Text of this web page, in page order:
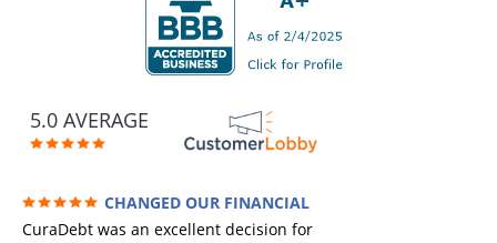
5.0 AVERAGE
CHANGED OUR FINANCIAL
FUTURE (credit 200 Points / 90 K in debt
GONE)
CuraDebt was an excellent decision for